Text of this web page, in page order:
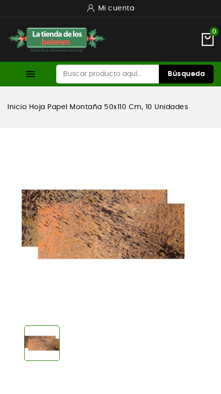
Mi cuenta
0
 Búsqueda
Inicio Hoja Papel Montaña 50x110 Cm, 10 Unidades